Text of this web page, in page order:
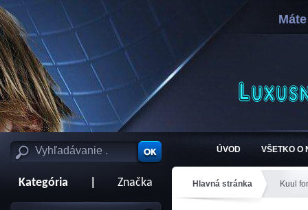
ÚVOD VŠETKO O
Kategória Značka Hlavná stránka Kuul